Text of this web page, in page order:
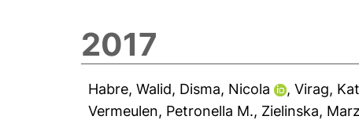
2017
Habre, Walid, Disma, Nicola ,Virag,
Vermeulen, Petronella M., Zielinska,